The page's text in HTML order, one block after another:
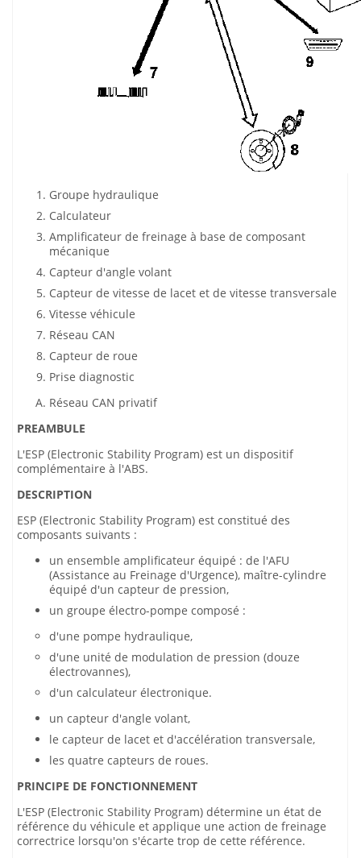
Groupe hydraulique
Calculateur
Amplificateur de freinage à base de composant
mécanique
Capteur d'angle volant
Capteur de vitesse de lacet et de vitesse transversale
Vitesse véhicule
Réseau CAN
Capteur de roue
Prise diagnostic
Réseau CAN privatif
PREAMBULE
L'ESP (Electronic Stability Program) est un dispositif
complémentaire à l'ABS.
DESCRIPTION
ESP (Electronic Stability Program) est constitué des
composants suivants :
un ensemble amplificateur équipé : de l'AFU
(Assistance au Freinage d'Urgence), maître-cylindre
équipé d'un capteur de pression,
un groupe électro-pompe composé :
d'une pompe hydraulique,
d'une unité de modulation de pression (douze
électrovannes),
d'un calculateur électronique.
un capteur d'angle volant,
le capteur de lacet et d'accélération transversale,
les quatre capteurs de roues.
PRINCIPE DE FONCTIONNEMENT
L'ESP (Electronic Stability Program) détermine un état de
référence du véhicule et applique une action de freinage
correctrice lorsqu'on s'écarte trop de cette référence.